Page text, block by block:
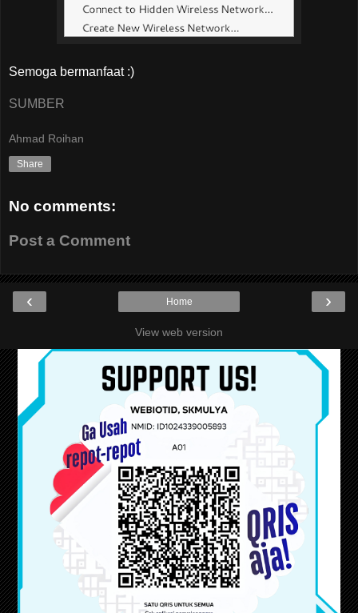
Semoga bermanfaat :)
SUMBER
Ahmad Roihan
Share
No comments:
Post a Comment
‹ ›
Home
View web version